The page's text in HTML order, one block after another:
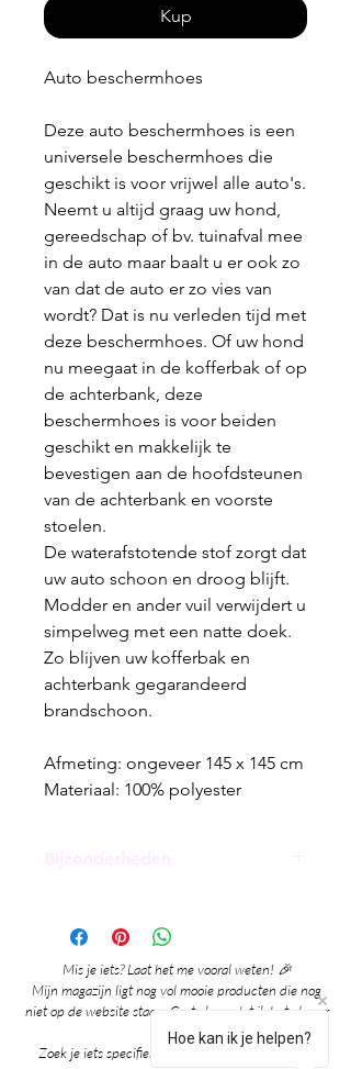
Kup
Auto beschermhoes
Deze auto beschermhoes is een
universele beschermhoes die
geschikt is voor vrijwel alle auto's.
Neemt u altijd graag uw hond,
gereedschap of bv. tuinafval mee
in de auto maar baalt u er ook zo
van dat de auto er zo vies van
wordt? Dat is nu verleden tijd met
deze beschermhoes. Of uw hond
nu meegaat in de kofferbak of op
de achterbank, deze
beschermhoes is voor beiden
geschikt en makkelijk te
bevestigen aan de hoofdsteunen
van de achterbank en voorste
stoelen.
De waterafstotende stof zorgt dat
uw auto schoon en droog blijft.
Modder en ander vuil verwijdert u
simpelweg met een natte doek.
Zo blijven uw kofferbak en
achterbank gegarandeerd
brandschoon.
Afmeting: ongeveer 145 x 145 cm
Materiaal: 100% polyester
* Waterafstotende
* Houd de auto schoon
* Beschermt tegen haren, vocht
* Huisdier vriendelijk
Mis je iets? Laat het me vooral weten! 🎉
Mijn magazijn ligt nog vol mooie producten die nog
niet op de website staan. Grote kans dat ik het al voor
je heb!
Zoek je iets specifieks? Ik denk graag met je mee!
Hoe kan ik je helpen?